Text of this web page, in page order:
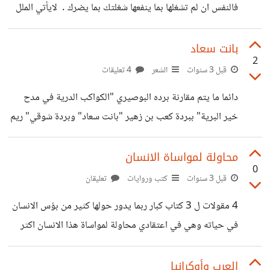
إذا تسامت الروح لن يجد
فالنفس ان لم تشغلها بما ينفعها شغلتك بما يضرك . لايأتي الملل
والفساد والفقر الا من الفراغ والكسل وكما قال فولتير " العمل
يبعد عن الانسان ثلاثة شرور السأم والرزيلة والحاجة " . من
المؤسف في مجتمعاتنا العربية افتقارنا إلى ثقافة العمل واهميته
حتى وان كانت فقط على المدى القصير يركن إلى الراحه والكسل
. هذا بالرغم من
2
بانت سعاد
قبل 3 سنوات الشعر
دائما ما يتم مقارنة برده البوصيري "الكواكب الدرية في مدح
خير البرية" ببردة كعب بن زهير "بانت سعاد" وبردة شوقي" ريم
على القاعبين البان والعلم " ولست هنا بصدد الحديث عن الثلاثه
قصائد على عظمتها واهميتها وبلاغتها ولكني سأكتفي بالتفصيل
قليلا ل قصيده كعب وذكر مقدمتي شوقي والبوصيري للتعريف
وحبينا رسول الله . (بانت سعاد ل كعب بن زهير بن سلمى ) رضي
الله عنه : اهدر النبي دم كعب
0
محاولة لمواساة الانسان
قبل 3 سنوات كتب وروايات تعليقان
4 مقولات ل 3 كتاب كبار ربما يدور حولها كثير من بؤس الانسان
في حياته وهي في اعتقادي محاولة لمواساة هذا الانسان اكثر
منها محاولة لوصف حالته او شعوره. ■ يقول ميخائيل نعيمة في
"مذكرات الارقش " انت تستطيع أن تأمن جانب الوحش وان